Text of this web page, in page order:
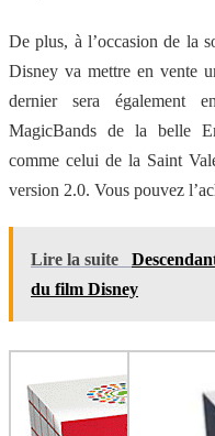
De plus, à l’occasion de la
Disney va mettre en vente
dernier sera également
MagicBands de la belle
comme celui de la Saint
version 2.0. Vous pouvez
Lire la suite
du film Disney